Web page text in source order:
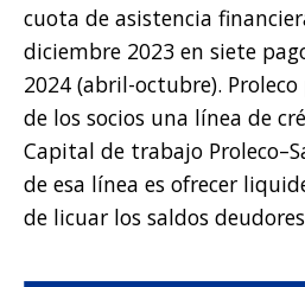
cuota de asistencia
diciembre 2023 en siete
2024 (abril-octubre).
de los socios una línea de
Capital de trabajo
de esa línea es ofrecer
de licuar los saldos